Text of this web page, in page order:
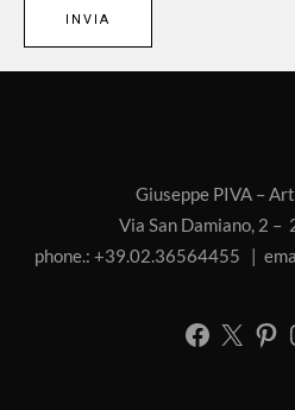
Giuseppe PIVA –
Via San Damiano, 2
phone.: +39.02.36564455 |